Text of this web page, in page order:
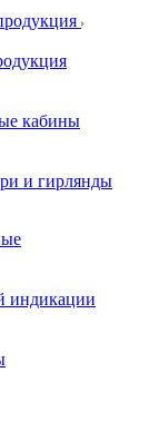
кабины
и гирлянды
индикации